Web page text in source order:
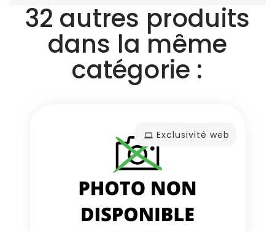
32 autres produits
dans la même
catégorie :
Exclusivité web